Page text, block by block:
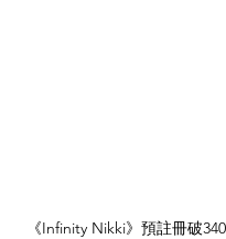
《Infinity Nikki》預註冊破